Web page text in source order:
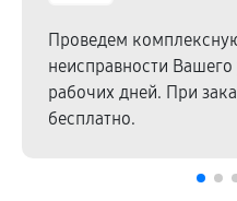
Проведем
неисправности Вашего
рабочих дней. При
бесплатно.